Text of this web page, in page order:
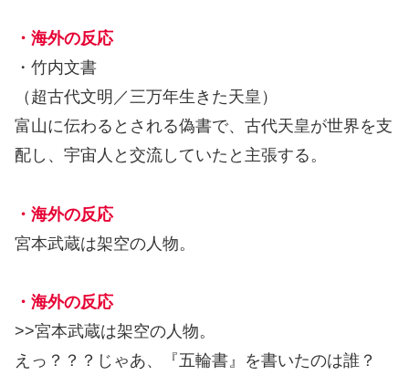
・海外の反応
・竹内文書
（超古代文明／三万年生きた天皇）
富山に伝わるとされる偽書で、古代天皇が世界を支
配し、宇宙人と交流していたと主張する。
・海外の反応
宮本武蔵は架空の人物。
・海外の反応
>>宮本武蔵は架空の人物。
えっ？？？じゃあ、『五輪書』を書いたのは誰？